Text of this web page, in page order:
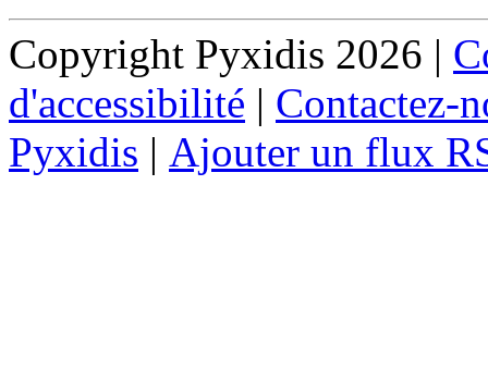
Copyright Pyxidis 2026 |
d'accessibilité | Contactez-
Pyxidis | Ajouter un flux